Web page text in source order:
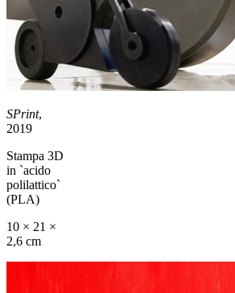
SPrint,
2019
Stampa 3D
in `acido
polilattico`
(PLA)
10 × 21 ×
2,6 cm